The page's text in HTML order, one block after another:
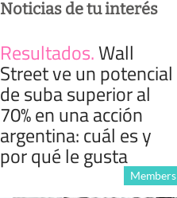
Noticias de tu interés
Resultados.Wall
Street ve un potencial
de suba superior al
70% en una acción
argentina: cuál es y
por qué le gusta
Members